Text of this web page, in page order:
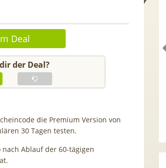
Deal
der Deal?
die Premium Version von
30 Tagen testen.
Ablauf der 60-tägigen
+ 300
via
TCL tragbares 3-in-1
Klimagerät | Kühlen /
Luftentfeuchten | 9.000
App- & Smart-Home-